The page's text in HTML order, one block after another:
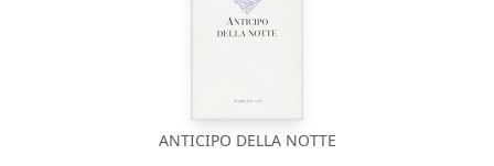
ANTICIPO DELLA NOTTE